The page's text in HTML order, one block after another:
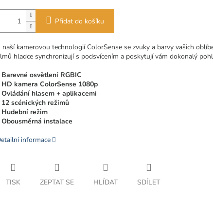
Přidat do košíku
naší kamerovou technologií ColorSense se zvuky a barvy vašich
hladce synchronizují s podsvícením a poskytují vám dokonalý
Barevné osvětlení RGBIC
HD kamera ColorSense 1080p
Ovládání hlasem + aplikacemi
12 scénických režimů
Hudební režim
Obousměrná instalace
informace
TISK ZEPTAT SE HLÍDAT SDÍLET